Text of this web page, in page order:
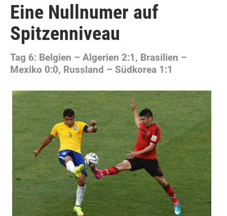
Eine Nullnumer auf
Spitzenniveau
Tag 6: Belgien – Algerien 2:1, Brasilien –
Mexiko 0:0, Russland – Südkorea 1:1